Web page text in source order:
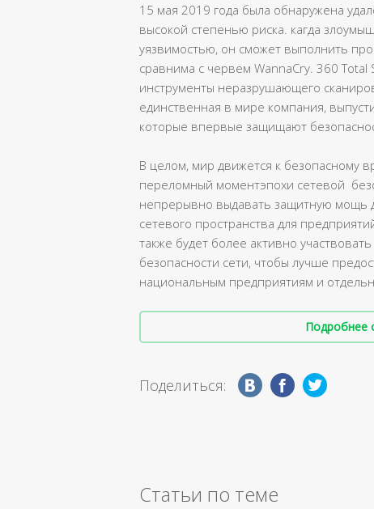
15 мая 2019 года была обнаружена
высокой степенью риска. кагда
уязвимостью, он сможет выполнить
сравнима с червем WannaCry. 360
инструменты неразрушающего
единственная в мире компания,
которые впервые защищают
В целом, мир движется к безопасному
переломный моментэпохи сетевой
непрерывно выдавать защитную мощь
сетевого пространства для
также будет более активно
безопасности сети, чтобы лучше
национальным предприятиям и
Подробнее
Поделиться:
Статьи по теме